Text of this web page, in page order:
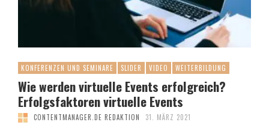
KONFERENZEN UND SEMINARE SLIDER VIDEO WEITERBILDUNG
Wie werden virtuelle Events erfolgreich?
Erfolgsfaktoren virtuelle Events
CONTENTMANAGER.DE REDAKTION 31. MÄRZ 2021